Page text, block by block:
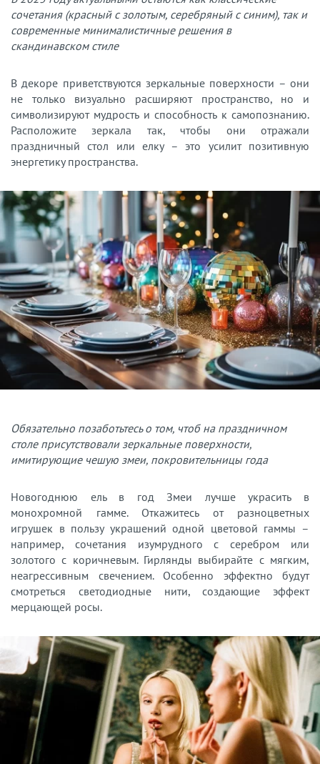
сочетания (красный с золотым, серебряный с синим), так и
современные минималистичные решения в
скандинавском стиле
В декоре приветствуются зеркальные поверхности – они
не только визуально расширяют пространство, но и
символизируют мудрость и способность к самопознанию.
Расположите зеркала так, чтобы они отражали
праздничный стол или елку – это усилит позитивную
энергетику пространства.
Обязательно позаботьтесь о том, чтоб на праздничном
столе присутствовали зеркальные поверхности,
имитирующие чешую змеи, покровительницы года
Новогоднюю ель в год Змеи лучше украсить в
монохромной гамме. Откажитесь от разноцветных
игрушек в пользу украшений одной цветовой гаммы –
например, сочетания изумрудного с серебром или
золотого с коричневым. Гирлянды выбирайте с мягким,
неагрессивным свечением. Особенно эффектно будут
смотреться светодиодные нити, создающие эффект
мерцающей росы.